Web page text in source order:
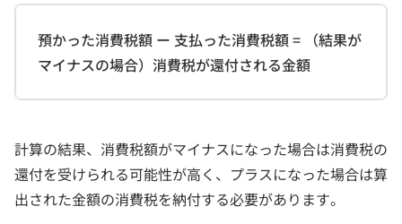
預かった消費税額 ー 支払った消費税額 = （結果が
マイナスの場合）消費税が還付される金額
計算の結果、消費税額がマイナスになった場合は消費税の
還付を受けられる可能性が高く、プラスになった場合は算
出された金額の消費税を納付する必要があります。